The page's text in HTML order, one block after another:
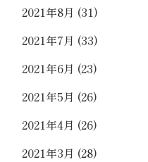
2021年8月 (31)
2021年7月 (33)
2021年6月 (23)
2021年5月 (26)
2021年4月 (26)
2021年3月 (28)